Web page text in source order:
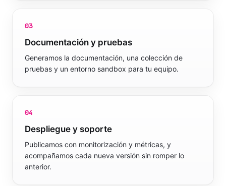
03
Documentación y pruebas
Generamos la documentación, una colección de
pruebas y un entorno sandbox para tu equipo.
04
Despliegue y soporte
Publicamos con monitorización y métricas, y
acompañamos cada nueva versión sin romper lo
anterior.